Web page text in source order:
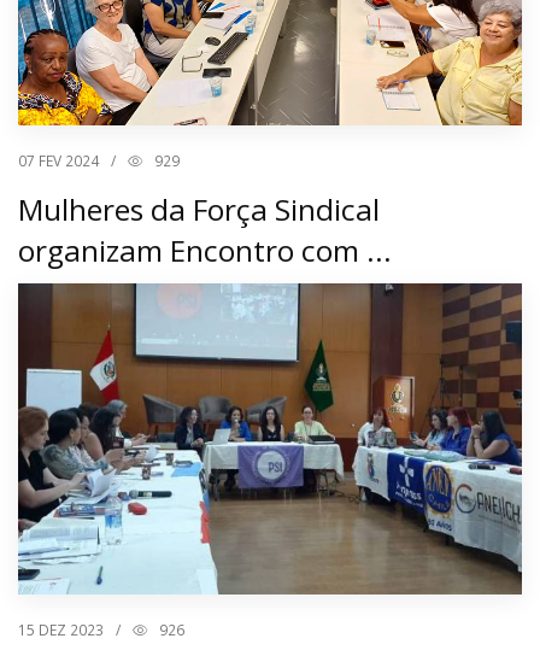
07 FEV 2024 / 929
Mulheres da Força Sindical
organizam Encontro com ...
15 DEZ 2023 / 926